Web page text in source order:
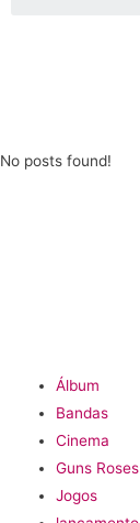
No posts found!
Álbum
Bandas
Cinema
Guns Roses
Jogos